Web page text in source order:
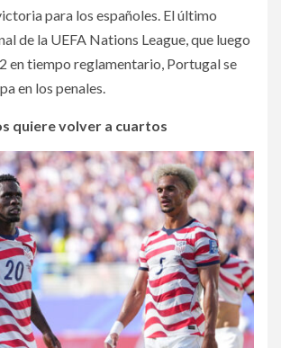
para los españoles. El último
de la UEFA Nations League, que luego
en tiempo reglamentario, Portugal se
en los penales.
quiere volver a cuartos